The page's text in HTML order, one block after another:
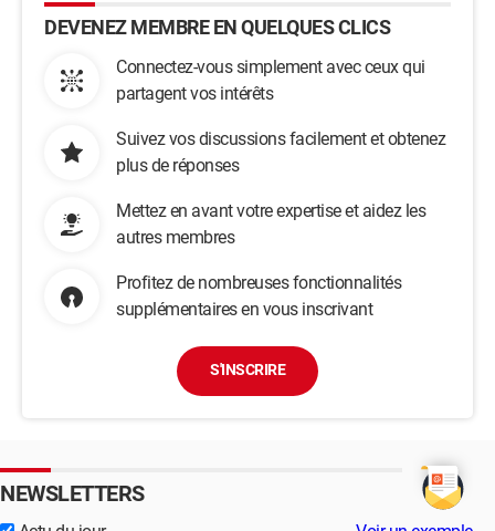
DEVENEZ MEMBRE EN QUELQUES CLICS
Connectez-vous simplement avec ceux qui
partagent vos intérêts
Suivez vos discussions facilement et obtenez
plus de réponses
Mettez en avant votre expertise et aidez les
autres membres
Profitez de nombreuses fonctionnalités
supplémentaires en vous inscrivant
S'INSCRIRE
NEWSLETTERS